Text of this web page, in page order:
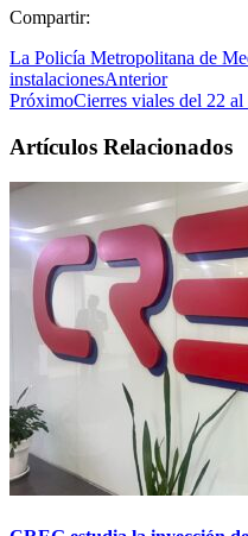
Compartir:
La Policía Metropolitana de
instalacionesAnterior
PróximoCierres viales del 22
Artículos Relacionados